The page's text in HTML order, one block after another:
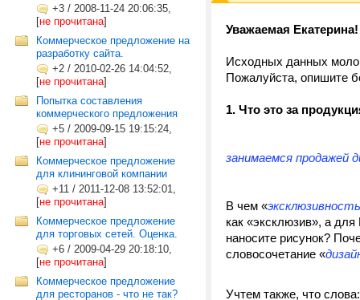
+3 / 2008-11-24 20:06:35,
[не прочитана]
Коммерческое предложение на
разработку сайта.
+2 / 2010-02-26 14:04:52,
[не прочитана]
Попытка составления
коммерческого предложения
+5 / 2009-09-15 19:15:24,
[не прочитана]
Коммерческое предложение
для клининговой компании
+11 / 2011-12-08 13:52:01,
[не прочитана]
Коммерческое предложение
для торговых сетей. Оценка.
+6 / 2009-04-29 20:18:10,
[не прочитана]
Коммерческое предложение
для ресторанов - что не так?
Уважаемая Екатерина!
Исходных данных
Пожалуйста, опишите
1. Что это за
занимаемся продажей
В чем «эксклюзивность
как «эксклюзив», а
наносите рисунок?
словосочетание «
Учтем также, что слова: